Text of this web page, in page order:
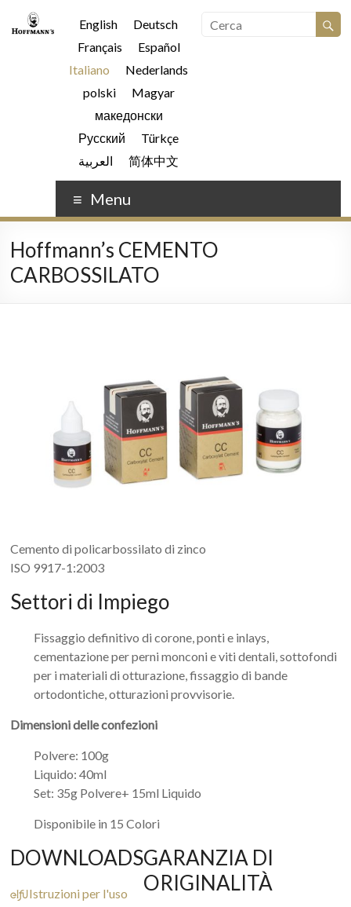
English
Deutsch
Français
Español
Italiano
Nederlands
polski
Magyar
македонски
Русский
Türkçe
العربية
简体中文
Menu
Hoffmann’s CEMENTO
CARBOSSILATO
Cemento di policarbossilato di zinco
ISO 9917-1:2003
Settori di Impiego
Fissaggio definitivo di corone, ponti e inlays,
cementazione per perni monconi e viti dentali, sottofondi
per i materiali di otturazione, fissaggio di bande
ortodontiche, otturazioni provvisorie.
Dimensioni delle confezioni
Polvere: 100g
Liquido: 40ml
Set: 35g Polvere+ 15ml Liquido
Disponibile in 15 Colori
DOWNLOADS
Istruzioni per l'uso
GARANZIA DI
ORIGINALITÀ